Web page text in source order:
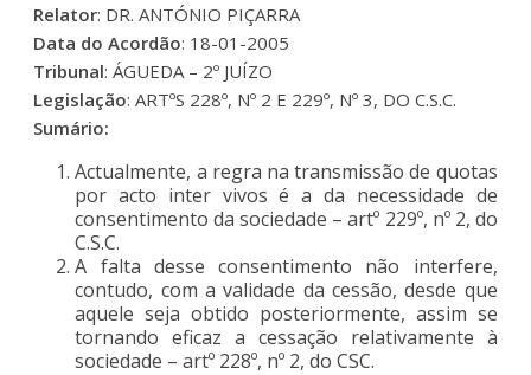
Relator: DR. ANTÓNIO PIÇARRA
Data do Acordão: 18-01-2005
Tribunal: ÁGUEDA – 2º JUÍZO
Legislação: ARTºS 228º, Nº 2 E 229º, Nº 3, DO C.S.C.
Sumário:
Actualmente, a regra na transmissão de quotas
por acto inter vivos é a da necessidade de
consentimento da sociedade – artº 229º, nº 2, do
C.S.C.
A falta desse consentimento não interfere,
contudo, com a validade da cessão, desde que
aquele seja obtido posteriormente, assim se
tornando eficaz a cessação relativamente à
sociedade – artº 228º, nº 2, do CSC.